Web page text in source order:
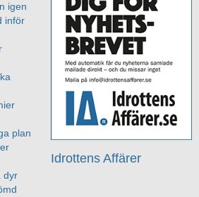
Idrottens Affärer
igen
inför
plan
dyr